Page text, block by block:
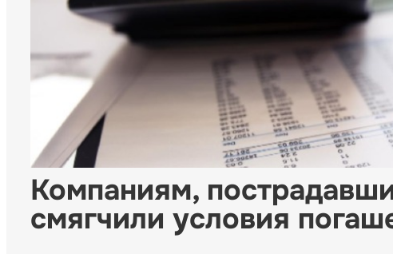
Компаниям,
смягчили условия